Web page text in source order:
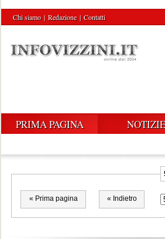
Chi siamo | Redazione | Contatti
PRIMA PAGINA NOTIZIE
« Prima pagina « Indietro